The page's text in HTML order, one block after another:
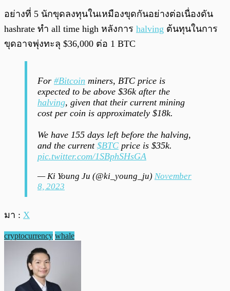
อย่างที่ 5 นักขุดลงทุนในเหมืองขุดกันอย่างต่อเนื่องดัน
hashrate ทำ all time high หลังการ halving ต้นทุนในการ
ขุดอาจพุ่งทะลุ $36,000 ต่อ 1 BTC
For #Bitcoin miners, BTC price is
expected to be above $36k after the
halving, given that their current mining
cost per coin is approximately $18k.
We have 155 days left before the halving,
and the current $BTC price is $35k.
pic.twitter.com/1SBphSHsGA
— Ki Young Ju (@ki_young_ju) November
8, 2023
มา : X
cryptocurrency whale